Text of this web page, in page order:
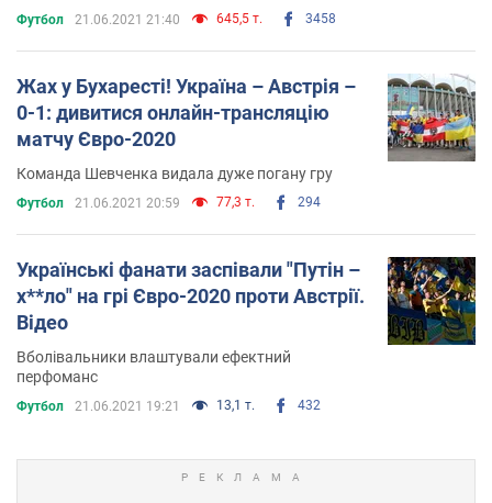
Футбол 21.06.2021 21:40 645,5 т. 3458
Жах у Бухаресті! Україна – Австрія –
0-1: дивитися онлайн-трансляцію
матчу Євро-2020
Команда Шевченка видала дуже погану гру
Футбол 21.06.2021 20:59 77,3 т. 294
Українські фанати заспівали "Путін –
х**ло" на грі Євро-2020 проти Австрії.
Відео
Вболівальники влаштували ефектний
перфоманс
Футбол 21.06.2021 19:21 13,1 т. 432